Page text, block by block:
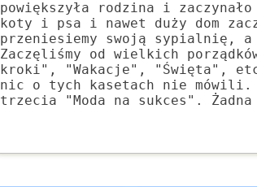
powiększyła rodzina i
koty i psa i nawet duży dom
przeniesiemy swoją sypialnię,
Zaczęliśmy od wielkich
kroki", "Wakacje", "Święta",
nic o tych kasetach nie mówili.
trzecia "Moda na sukces".